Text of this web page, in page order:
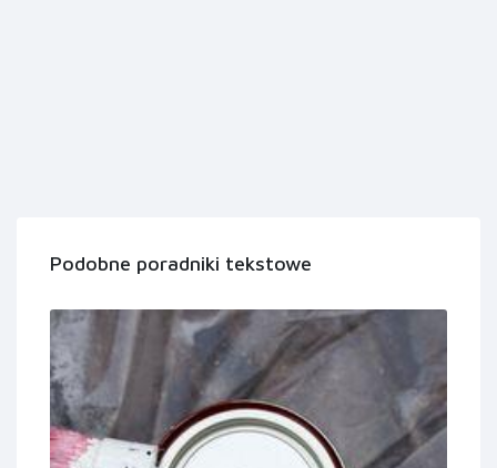
Podobne poradniki tekstowe